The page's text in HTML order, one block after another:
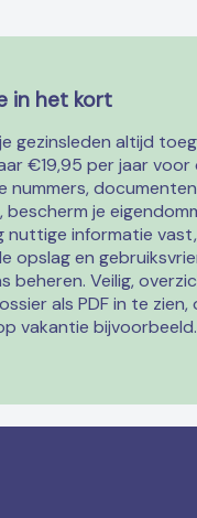
in het kort
gezinsleden altijd
€19,95 per jaar voor
je
nuttige informatie
opslag en
beheren. Veilig,
als PDF in te
vakantie bijvoorbeeld.